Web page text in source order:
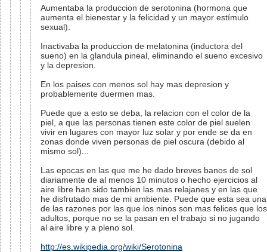
Aumentaba la produccion de serotonina (hormona que
aumenta el bienestar y la felicidad y un mayor estímulo
sexual).
Inactivaba la produccion de melatonina (inductora del
sueno) en la glandula pineal, eliminando el sueno excesivo
y la depresion.
En los paises con menos sol hay mas depresion y
probablemente duermen mas.
Puede que a esto se deba, la relacion con el color de la
piel, a que las personas tienen este color de piel suelen
vivir en lugares con mayor luz solar y por ende se da en
zonas donde viven personas de piel oscura (debido al
mismo sol)...
Las epocas en las que me he dado breves banos de sol
diariamente de al menos 10 minutos o hecho ejercicios al
aire libre han sido tambien las mas relajanes y en las que
he disfrutado mas de mi ambiente. Puede que esta sea una
de las razones por las que los ninos son mas felices que los
adultos, porque no se la pasan en el trabajo si no jugando
al aire libre y a pleno sol.
http://es.wikipedia.org/wiki/Serotonina